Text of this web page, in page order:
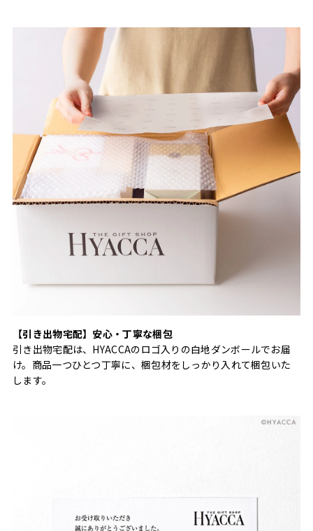
【引き出物宅配】安心・丁寧な梱包
引き出物宅配は、HYACCAのロゴ入りの白地ダンボールでお届
け。商品一つひとつ丁寧に、梱包材をしっかり入れて梱包いた
します。